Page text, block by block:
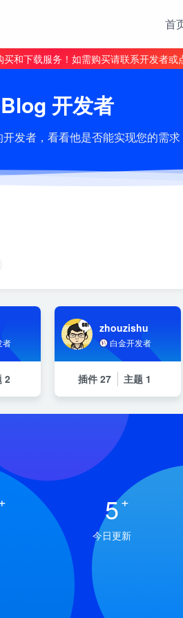
首
和下载服务！如需购买请联系开发者或
开发者
发者，看看他是否能实现您的需求
者
2
zhouzishu
白金开发者
插件27 主题 1
5+
今日更新